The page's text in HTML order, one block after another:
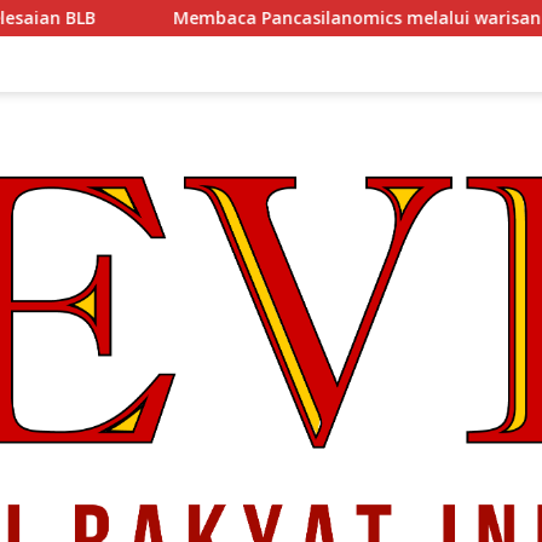
Pancasilanomics melalui warisan Sumitro dan urgensi UU